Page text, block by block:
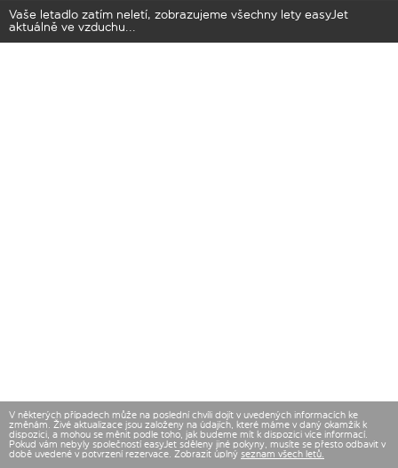
Vaše letadlo zatím neletí, zobrazujeme všechny lety easyJet
aktuálně ve vzduchu...
V některých případech může na poslední chvíli dojít v uvedených informacích ke
změnám. Živé aktualizace jsou založeny na údajích, které máme v daný okamžik k
dispozici, a mohou se měnit podle toho, jak budeme mít k dispozici více informací.
Pokud vám nebyly společností easyJet sděleny jiné pokyny, musíte se přesto odbavit v
době uvedené v potvrzení rezervace. Zobrazit úplný seznam všech letů.